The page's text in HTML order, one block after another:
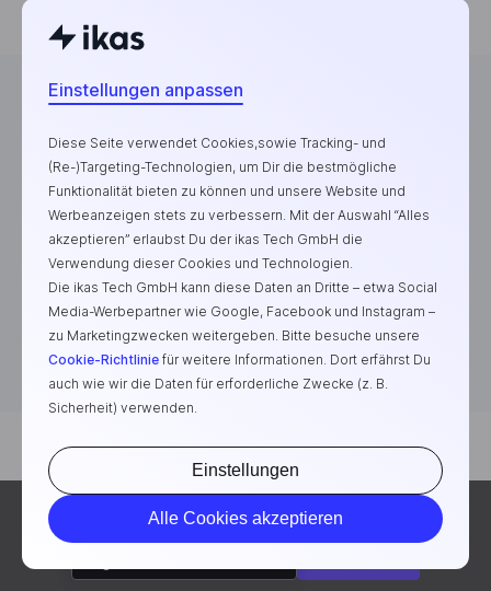
Einstellungen anpassen
Diese Seite verwendet Cookies,sowie Tracking- und
(Re-)Targeting-Technologien, um Dir die bestmögliche
Funktionalität bieten zu können und unsere Website und
Werbeanzeigen stets zu verbessern. Mit der Auswahl “Alles
akzeptieren” erlaubst Du der ikas Tech GmbH die
Verwendung dieser Cookies und Technologien.
Die ikas Tech GmbH kann diese Daten an Dritte – etwa Social
Media-Werbepartner wie Google, Facebook und Instagram –
zu Marketingzwecken weitergeben. Bitte besuche unsere
Cookie-Richtlinie für weitere Informationen. Dort erfährst Du
auch wie wir die Daten für erforderliche Zwecke (z. B.
Sicherheit) verwenden.
Einstellungen
Alle Cookies akzeptieren
angepasste Inhalte anzusehen.
Die E-Commerce-Plattform für erfolgreiche Marken
©2026 ikas Tech GmbH. Alle Rechte vorbehalten.
Impressum
Datenschutz AGB Cookies verwalten
Deutsch